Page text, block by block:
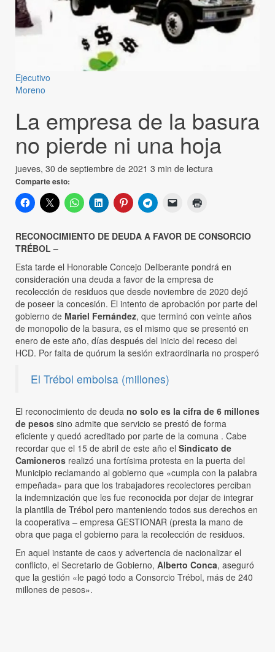
Ejecutivo
Moreno
La empresa de la basura
no pierde ni una hoja
jueves, 30 de septiembre de 2021 3 min de lectura
Comparte esto:
RECONOCIMIENTO DE DEUDA A FAVOR DE CONSORCIO
TRÉBOL –
Esta tarde el Honorable Concejo Deliberante pondrá en
consideración una deuda a favor de la empresa de
recolección de residuos que desde noviembre de 2020 dejó
de poseer la concesión. El intento de aprobación por parte del
gobierno de Mariel Fernández, que terminó con veinte años
de monopolio de la basura, es el mismo que se presentó en
enero de este año, días después del inicio del receso del
HCD. Por falta de quórum la sesión extraordinaria no prosperó
El Trébol embolsa (millones)
El reconocimiento de deuda no solo es la cifra de 6 millones
de pesos sino admite que servicio se prestó de forma
eficiente y quedó acreditado por parte de la comuna . Cabe
recordar que el 15 de abril de este año el Sindicato de
Camioneros realizó una fortísima protesta en la puerta del
Municipio reclamando al gobierno que «cumpla con la palabra
empeñada» para que los trabajadores recolectores perciban
la indemnización que les fue reconocida por dejar de integrar
la plantilla de Trébol pero manteniendo todos sus derechos en
la cooperativa – empresa GESTIONAR (presta la mano de
obra que paga el gobierno para la recolección de residuos.
En aquel instante de caos y advertencia de nacionalizar el
conflicto, el Secretario de Gobierno, Alberto Conca, aseguró
que la gestión «le pagó todo a Consorcio Trébol, más de 240
millones de pesos».